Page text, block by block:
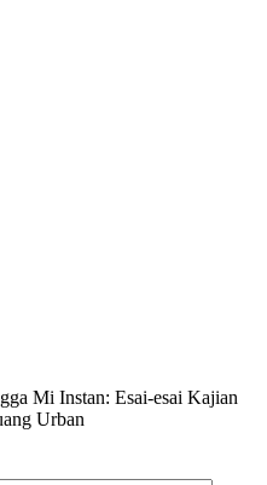
Mi Instan: Esai-esai Kajian
Urban